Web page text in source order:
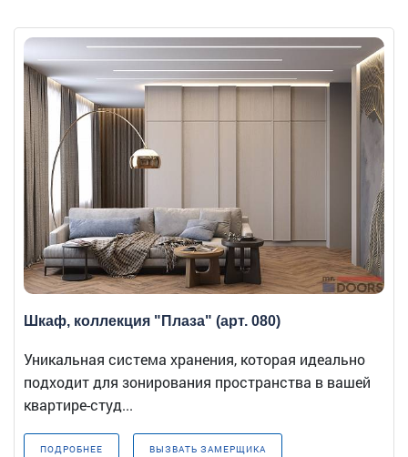
Шкаф, коллекция "Плаза" (арт. 080)
Уникальная система хранения, которая идеально
подходит для зонирования пространства в вашей
квартире-студ...
ПОДРОБНЕЕ ВЫЗВАТЬ ЗАМЕРЩИКА